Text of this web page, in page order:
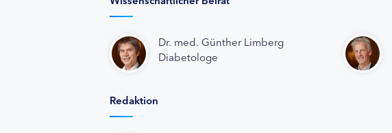
Dr. med. Günther Limberg
Diabetologe
Redaktion